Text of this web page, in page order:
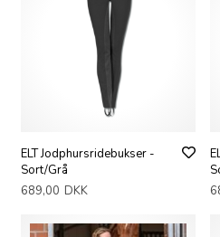
ELT Jodphursridebukser -
Sort/Grå
689,00 DKK